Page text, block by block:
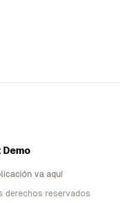
va aquí
reservados